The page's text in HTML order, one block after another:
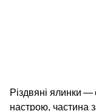
Різдвяні ялинки —
настрою, частина